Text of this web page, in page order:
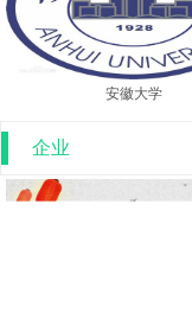
安徽大学
企业